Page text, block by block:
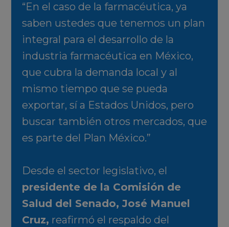
“En el caso de la farmacéutica, ya
saben ustedes que tenemos un plan
integral para el desarrollo de la
industria farmacéutica en México,
que cubra la demanda local y al
mismo tiempo que se pueda
exportar, sí a Estados Unidos, pero
buscar también otros mercados, que
es parte del Plan México.”
Desde el sector legislativo, el
presidente de la Comisión de
Salud del Senado, José Manuel
Cruz, reafirmó el respaldo del